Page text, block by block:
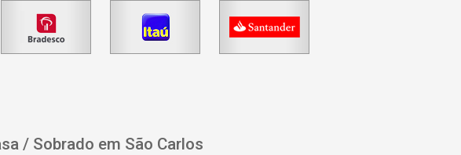
/ Sobrado em São Carlos